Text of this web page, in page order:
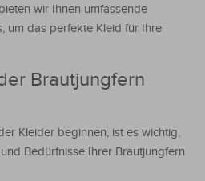
wir Ihnen umfassende
um das perfekte Kleid für Ihre
Brautjungfern
Kleider beginnen, ist es wichtig,
Bedürfnisse Ihrer Brautjungfern